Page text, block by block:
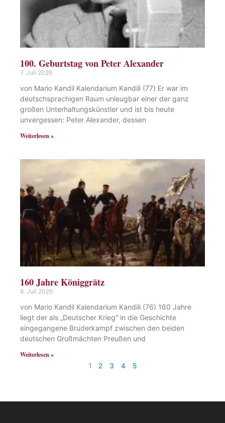
100. Geburtstag von Peter Alexander
7. Juli 2026
von Mario Kandil Kalendarium Kandili (77) Er war im
deutschsprachigen Raum unleugbar einer der ganz
großen Unterhaltungskünstler und ist bis heute
unvergessen: Peter Alexander, dessen
Weiterlesen »
160 Jahre Königgrätz
6. Juli 2026
von Mario Kandil Kalendarium Kandili (76) 160 Jahre
liegt der als „Deutscher Krieg“ in die Geschichte
eingegangene Bruderkampf zwischen den beiden
deutschen Großmächten Preußen und
Weiterlesen »
1 2 3 4 5